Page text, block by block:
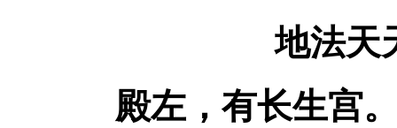
地法天
殿左，有长生宫